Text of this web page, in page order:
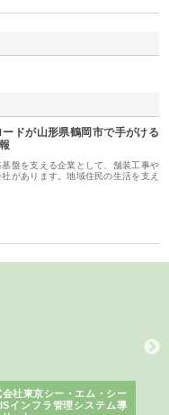
ドが山形県鶴岡市で手がける
盤を支える企業として、舗装工事や
があります。地域住民の生活を支え
会社東京シー・エム・シー
インフラ管理システム導